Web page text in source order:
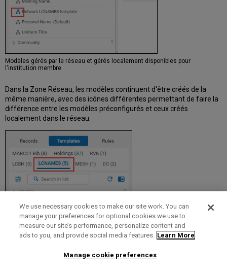
Modèles gérés par le réseau et gérés localement disponibles pour
l'institution membre
Dans la Zone Réseau, les modèles continuent d'être créés de la
même manière, avec des icônes différentes permettant de faire la
différence entre les modèles préconfigurés et ceux créés
localement dans le réseau.
We use necessary cookies to make our site work. You can
manage your preferences for optional cookies we use to
measure our site’s performance, personalize content and
ads to you, and provide social media features. Learn More
Manage cookie preferences